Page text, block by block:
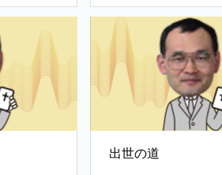
出世の道